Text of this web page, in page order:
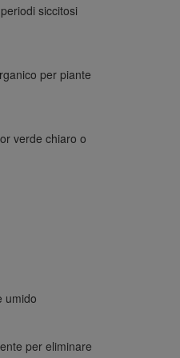
siccitosi
per piante
verde chiaro o
umido
per eliminare